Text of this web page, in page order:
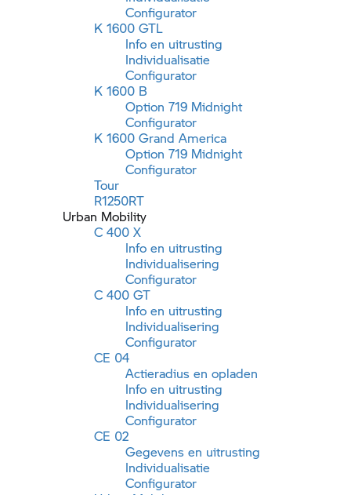
Configurator
K 1600 GTL
Info en uitrusting
Individualisatie
Configurator
K 1600 B
Option 719 Midnight
Configurator
K 1600 Grand America
Option 719 Midnight
Configurator
Tour
R1250RT
Urban Mobility
C 400 X
Info en uitrusting
Individualisering
Configurator
C 400 GT
Info en uitrusting
Individualisering
Configurator
CE 04
Actieradius en opladen
Info en uitrusting
Individualisering
Configurator
CE 02
Gegevens en uitrusting
Individualisatie
Configurator